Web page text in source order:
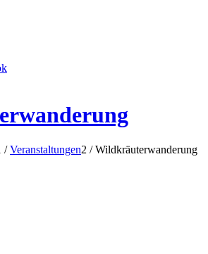
/ Veranstaltungen2 / Wildkräuterwanderung